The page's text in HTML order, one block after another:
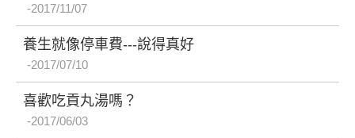
2017/11/07
養生就像停車費---說得真好
2017/07/10
喜歡吃貢丸湯嗎？
2017/06/03